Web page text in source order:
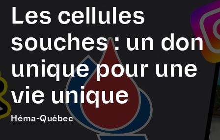
Les cellules
souches : un don
unique pour une
vie unique
Héma-Québec